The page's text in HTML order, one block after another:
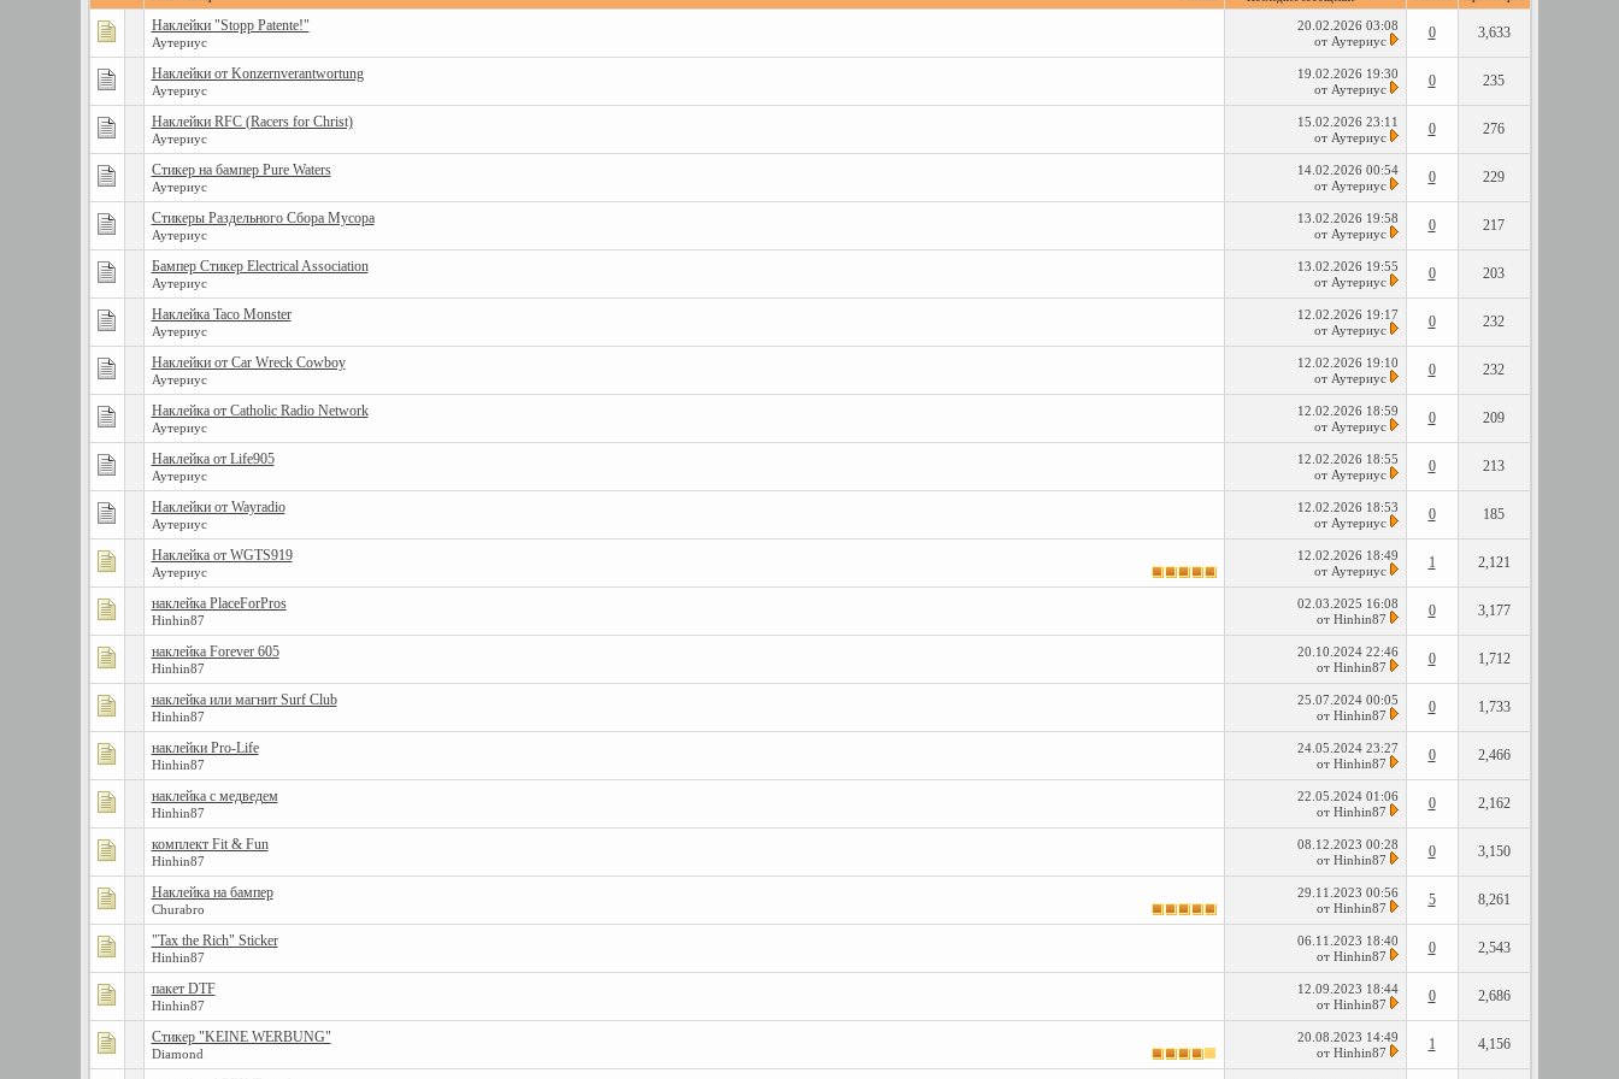
Наклейки "Stopp Patente!"
Аутериус
20.02.2026 03:08
от Аутериус 0 3,633
Наклейки от Konzernverantwortung
Аутериус
19.02.2026 19:30
от Аутериус 0 235
Наклейки RFC (Racers for Christ)
Аутериус
15.02.2026 23:11
от Аутериус 0 276
Стикер на бампер Pure Waters
Аутериус
14.02.2026 00:54
от Аутериус 0 229
Стикеры Раздельного Сбора Мусора
Аутериус
13.02.2026 19:58
от Аутериус 0 217
Бампер Стикер Electrical Association
Аутериус
13.02.2026 19:55
от Аутериус 0 203
Наклейка Taco Monster
Аутериус
12.02.2026 19:17
от Аутериус 0 232
Наклейки от Car Wreck Cowboy
Аутериус
12.02.2026 19:10
от Аутериус 0 232
Наклейка от Сatholic Radio Network
Аутериус
12.02.2026 18:59
от Аутериус 0 209
Наклейка от Life905
Аутериус
12.02.2026 18:55
от Аутериус 0 213
Наклейки от Wayradio
Аутериус
12.02.2026 18:53
от Аутериус 0 185
Наклейка от WGTS919
Аутериус
12.02.2026 18:49
от Аутериус 1 2,121
наклейка PlaceForPros
Hinhin87
02.03.2025 16:08
от Hinhin87 0 3,177
наклейка Forever 605
Hinhin87
20.10.2024 22:46
от Hinhin87 0 1,712
наклейка или магнит Surf Club
Hinhin87
25.07.2024 00:05
от Hinhin87 0 1,733
наклейки Pro-Life
Hinhin87
24.05.2024 23:27
от Hinhin87 0 2,466
наклейкa с медведем
Hinhin87
22.05.2024 01:06
от Hinhin87 0 2,162
комплект Fit & Fun
Hinhin87
08.12.2023 00:28
от Hinhin87 0 3,150
Наклейка на бампер
Churabro
29.11.2023 00:56
от Hinhin87 5 8,261
"Tax the Rich" Sticker
Hinhin87
06.11.2023 18:40
от Hinhin87 0 2,543
пакет DTF
Hinhin87
12.09.2023 18:44
от Hinhin87 0 2,686
Стикер "KEINE WERBUNG"
Diamond
20.08.2023 14:49
от Hinhin87 1 4,156